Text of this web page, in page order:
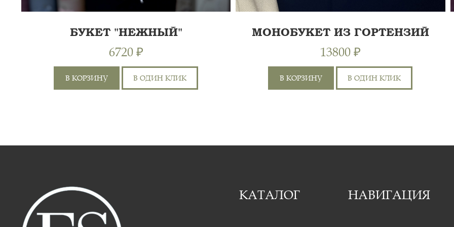
ГВОЗДИКА ЦВЕТНАЯ, ЛИЛИЯ,
ПИТТОСПОРУМ ИЛАН,
ХРИЗАНТЕМА КУСТОВАЯ, АЛЬС...
БУКЕТ "НЕЖНЫЙ"
6720 ₽
В КОРЗИНУ В ОДИН КЛИК
ГОРТЕНЗИЯ 27ШТ, ЛЕНТА
55 СМ
МОНОБУКЕТ ИЗ ГОРТЕНЗИЙ
13800 ₽
В КОРЗИНУ В ОДИН КЛИК
КАТАЛОГ НАВИГАЦИЯ